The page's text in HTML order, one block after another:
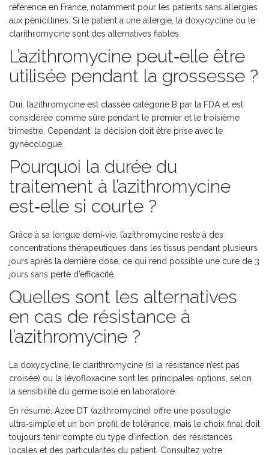
référence en France, notamment pour les patients sans allergies
aux pénicillines. Si le patient a une allergie, la doxycycline ou le
clarithromycine sont des alternatives fiables.
L’azithromycine peut‑elle être
utilisée pendant la grossesse ?
Oui, l’azithromycine est classée catégorie B par la FDA et est
considérée comme sûre pendant le premier et le troisième
trimestre. Cependant, la décision doit être prise avec le
gynécologue.
Pourquoi la durée du
traitement à l’azithromycine
est‑elle si courte ?
Grâce à sa longue demi‑vie, l’azithromycine reste à des
concentrations thérapeutiques dans les tissus pendant plusieurs
jours après la dernière dose, ce qui rend possible une cure de 3
jours sans perte d’efficacité.
Quelles sont les alternatives
en cas de résistance à
l’azithromycine ?
La doxycycline, le clarithromycine (si la résistance n’est pas
croisée) ou la lévofloxacine sont les principales options, selon
la sensibilité du germe isolé en laboratoire.
En résumé, Azee DT (azithromycine) offre une posologie
ultra‑simple et un bon profil de tolérance, mais le choix final doit
toujours tenir compte du type d’infection, des résistances
locales et des particularités du patient. Consultez votre